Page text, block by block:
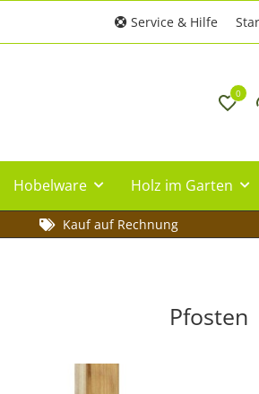
Service & Hilfe
0
Hobelware Holz im Garten
Kauf auf Rechnung
Pfosten